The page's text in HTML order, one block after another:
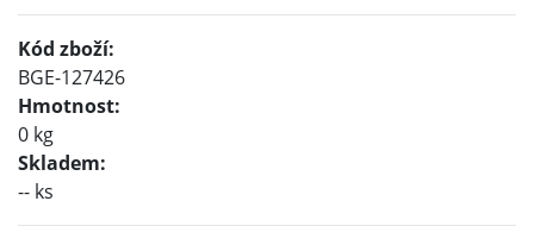
Kód zboží:
BGE-127426
Hmotnost:
0 kg
Skladem:
-- ks